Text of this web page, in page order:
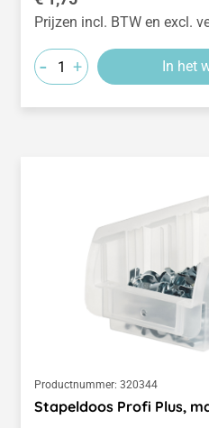
Prijzen incl. BTW en excl.
- + In het
Productnummer: 320344
Stapeldoos Profi Plus,